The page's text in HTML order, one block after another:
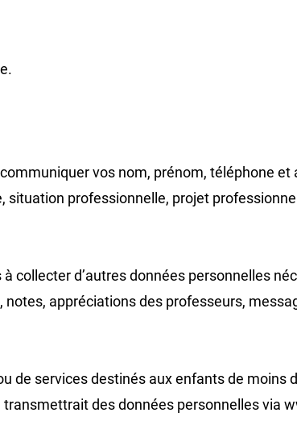
vos nom, prénom, téléphone et
situation professionnelle, projet
collecter d’autres données personnelles
appréciations des professeurs,
services destinés aux enfants de moins
des données personnelles via